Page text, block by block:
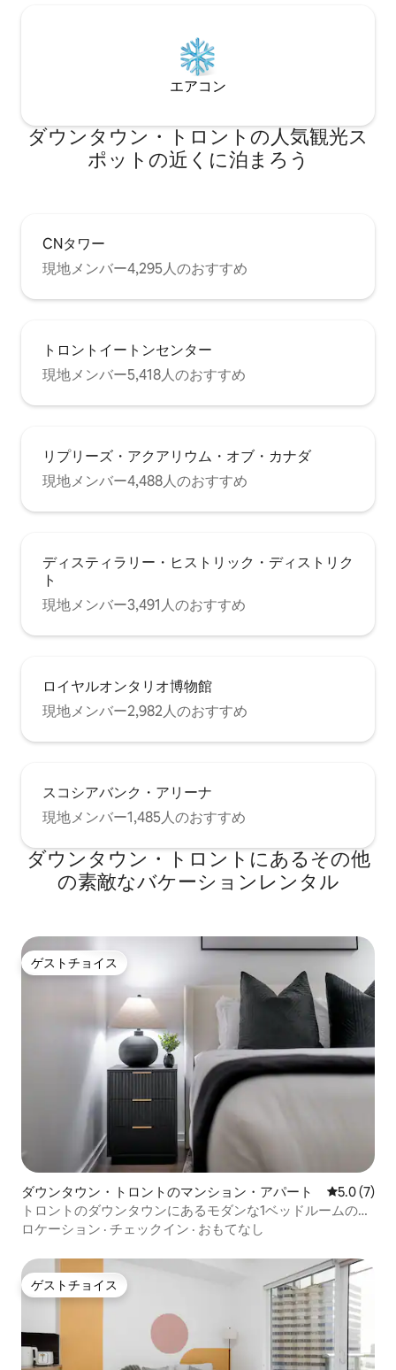
エアコン
ダウンタウン・トロントの人気観光ス
ポットの近くに泊まろう
CNタワー
現地メンバー4,295人のおすすめ
トロントイートンセンター
現地メンバー5,418人のおすすめ
リプリーズ・アクアリウム・オブ・カナダ
現地メンバー4,488人のおすすめ
ディスティラリー・ヒストリック・ディストリク
ト
現地メンバー3,491人のおすすめ
ロイヤルオンタリオ博物館
現地メンバー2,982人のおすすめ
スコシアバンク・アリーナ
現地メンバー1,485人のおすすめ
ダウンタウン・トロントにあるその他
の素敵なバケーションレンタル
ゲストチョイス
ゲストチョイス
ダウンタウン・トロントのマンション・アパート レビュー7
5.0 (7)
トロントのダウンタウンにあるモダンな1ベッドルームの宿
泊先
ロケーション · チェックイン · おもてなし
ゲストチョイス
ゲストチョイス